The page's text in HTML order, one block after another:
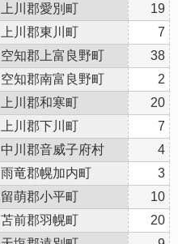
上川郡愛別町
19
上川郡東川町
7
空知郡上富良野町
38
空知郡南富良野町
2
上川郡和寒町
20
上川郡下川町
7
中川郡音威子府村
4
雨竜郡幌加内町
3
留萌郡小平町
10
苫前郡羽幌町
20